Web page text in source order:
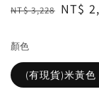
Regular
NT$ 3,228 Sale
NT$
顏色
(有現貨)米黃色